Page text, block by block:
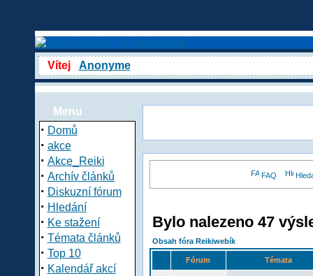
Vítej Anonyme
Menu
· Domů
· akce
· Akce_Reiki
· Archív článků
· Diskuzní fórum
· Hledání
· Ke stažení
· Témata článků
· Top 10
· Kalendář akcí
FAQ
Bylo nalezeno 47
Obsah fóra Reikiwebík
Fórum Témata